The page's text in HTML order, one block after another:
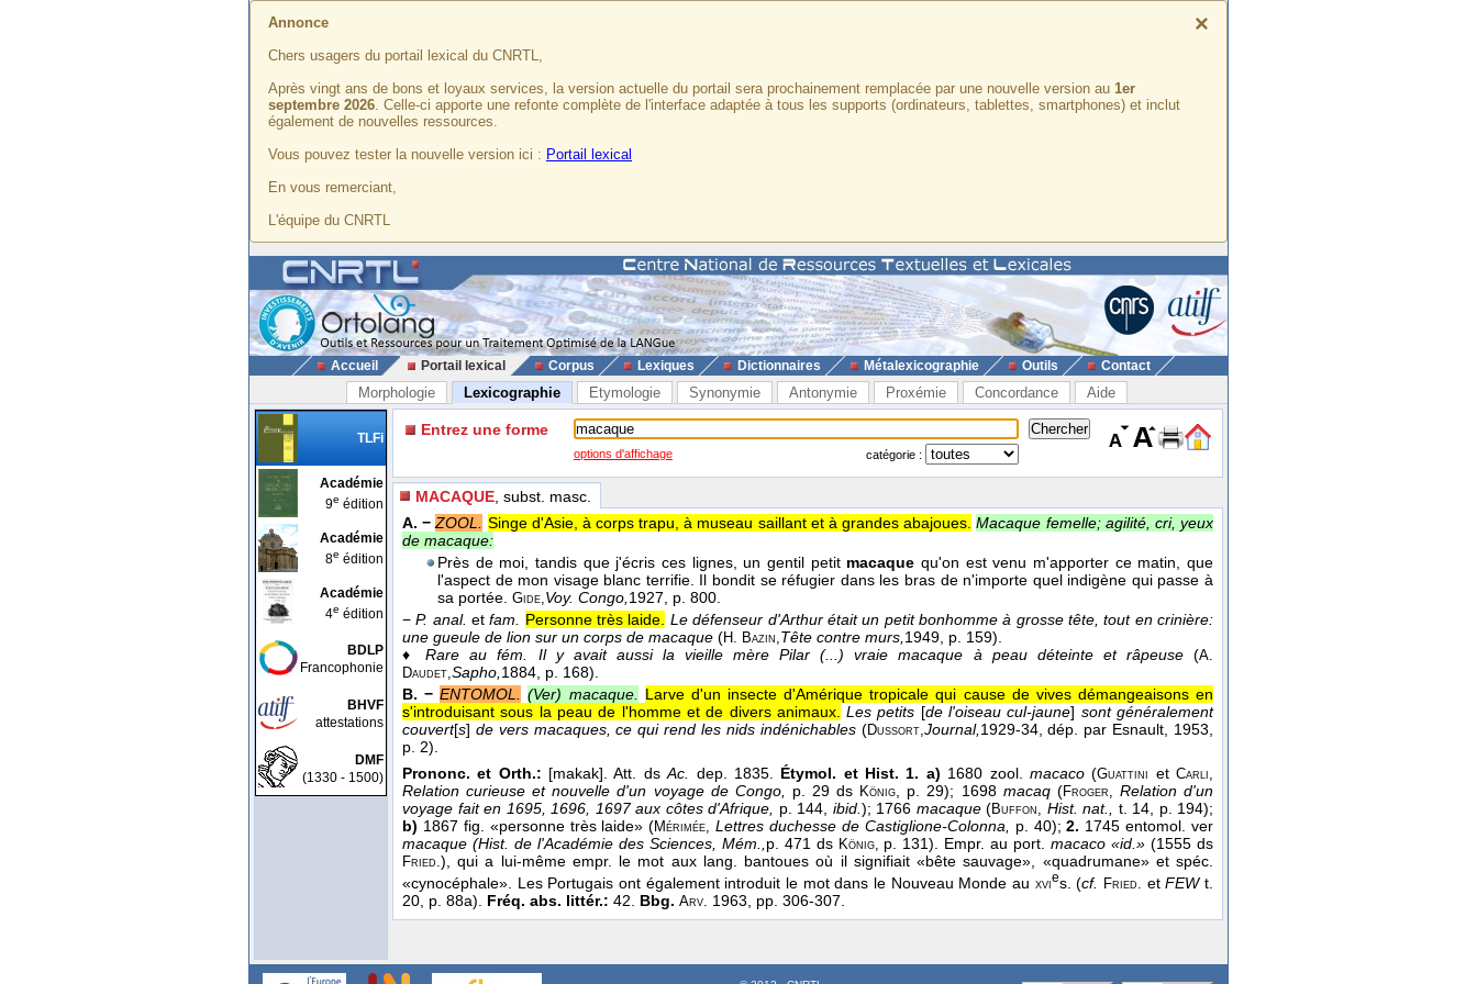
×
Annonce
Chers usagers du portail lexical du CNRTL,
Après vingt ans de bons et loyaux services, la version actuelle du portail sera prochainement remplacée par une nouvelle version au 1er
septembre 2026. Celle-ci apporte une refonte complète de l'interface adaptée à tous les supports (ordinateurs, tablettes, smartphones) et inclut
également de nouvelles ressources.
Vous pouvez tester la nouvelle version ici : Portail lexical
En vous remerciant,
L'équipe du CNRTL
Accueil Portail lexical Corpus Lexiques Dictionnaires Métalexicographie Outils Contact
Morphologie Lexicographie Etymologie Synonymie Antonymie Proxémie Concordance Aide
TLFi
Académie
9e édition
Académie
8e édition
Académie
4e édition
BDLP
Francophonie
BHVF
attestations
DMF
(1330 - 1500)
Entrez une forme
options d'affichage catégorie :
MACAQUE , subst. masc.
A. − ZOOL. Singe d'Asie, à corps trapu, à museau saillant et à grandes abajoues. Macaque femelle; agilité, cri, yeux
de macaque:
Près de moi, tandis que j'écris ces lignes, un gentil petit macaquequ'on est venu m'apporter ce matin, que
l'aspect de mon visage blanc terrifie. Il bondit se réfugier dans les bras de n'importe quel indigène qui passe à
sa portée. Gide,Voy. Congo,1927, p. 800.
−P. anal.etfam. Personne très laide. Le défenseur d'Arthur était un petit bonhomme à grosse tête, tout en crinière:
une gueule de lion sur un corps de macaque (H. Bazin,Tête contre murs,1949, p. 159).
♦Rare au fém. Il y avait aussi la vieille mère Pilar (...) vraie macaque à peau déteinte et râpeuse(A.
Daudet,Sapho,1884, p. 168).
B. − ENTOMOL. (Ver) macaque. Larve d'un insecte d'Amérique tropicale qui cause de vives démangeaisons en
s'introduisant sous la peau de l'homme et de divers animaux. Les petits [de l'oiseau cul-jaune] sont généralement
couvert[s] de vers macaques, ce qui rend les nids indénichables (Dussort,Journal,1929-34, dép. par Esnault, 1953,
p. 2).
Prononc. et Orth.: [makak]. Att. dsAc. dep. 1835. Étymol. et Hist. 1. a) 1680 zool. macaco(Guattini etCarli,
Relation curieuse et nouvelle d'un voyage de Congo, p. 29 ds König, p. 29); 1698 macaq (Froger, Relation d'un
voyage fait en 1695, 1696, 1697 aux côtes d'Afrique, p. 144, ibid.); 1766 macaque (Buffon, Hist. nat., t. 14, p. 194);
b) 1867 fig. «personne très laide» (Mérimée,Lettres duchesse de Castiglione-Colonna, p. 40);2. 1745 entomol. ver
macaque (Hist. de l'Académie des Sciences, Mém.,p. 471 ds König, p. 131). Empr. au port. macaco «id.»(1555 ds
Fried.), qui a lui-même empr. le mot aux lang. bantoues où il signifiait «bête sauvage», «quadrumane» et spéc.
«cynocéphale». Les Portugais ont également introduit le mot dans le Nouveau Monde au xvies. (cf. Fried. etFEWt.
20, p. 88a). Fréq. abs. littér.: 42. Bbg. Arv. 1963, pp. 306-307.